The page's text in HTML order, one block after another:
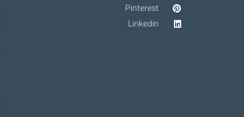
Pinterest
Linkedin